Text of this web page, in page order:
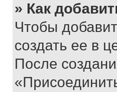
» Как
Чтобы
создать ее в
После